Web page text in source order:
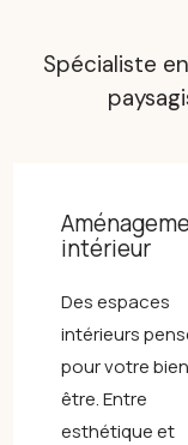
Spécialiste
intérieur
Des espaces
intérieurs
pour votre bien
être. Entre
esthétique et